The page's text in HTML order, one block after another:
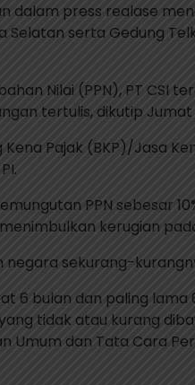
press realase
serta Gedung
Nilai (PPN), PT CSI
tertulis, dikutip Jumat
Pajak (BKP)/Jasa
PPN sebesar
kerugian
sekurang-
6 bulan dan paling
tidak atau kurang
Umum dan Tata Cara